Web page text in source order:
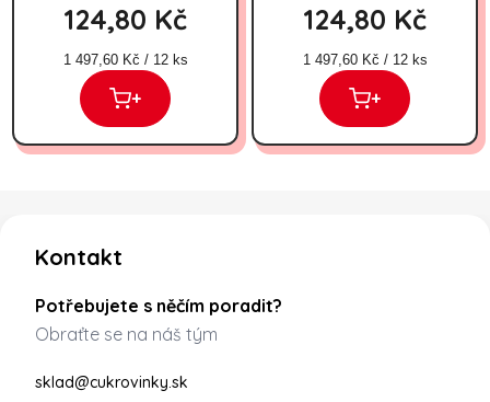
124,80 Kč
Měrná cena:
1 497,60 Kč / 12 ks
+
124,80 Kč
Měrná cena:
1 497,60 Kč / 12 ks
+
Kontakt
Potřebujete s něčím poradit?
Obraťte se na náš tým
sklad@cukrovinky.sk